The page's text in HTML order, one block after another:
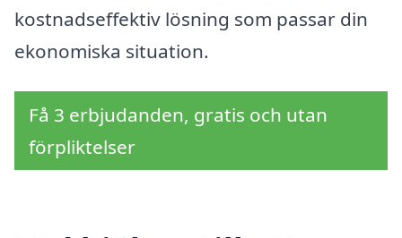
kostnadseffektiv lösning som passar din
ekonomiska situation.
Få 3 erbjudanden, gratis och utan
förpliktelser